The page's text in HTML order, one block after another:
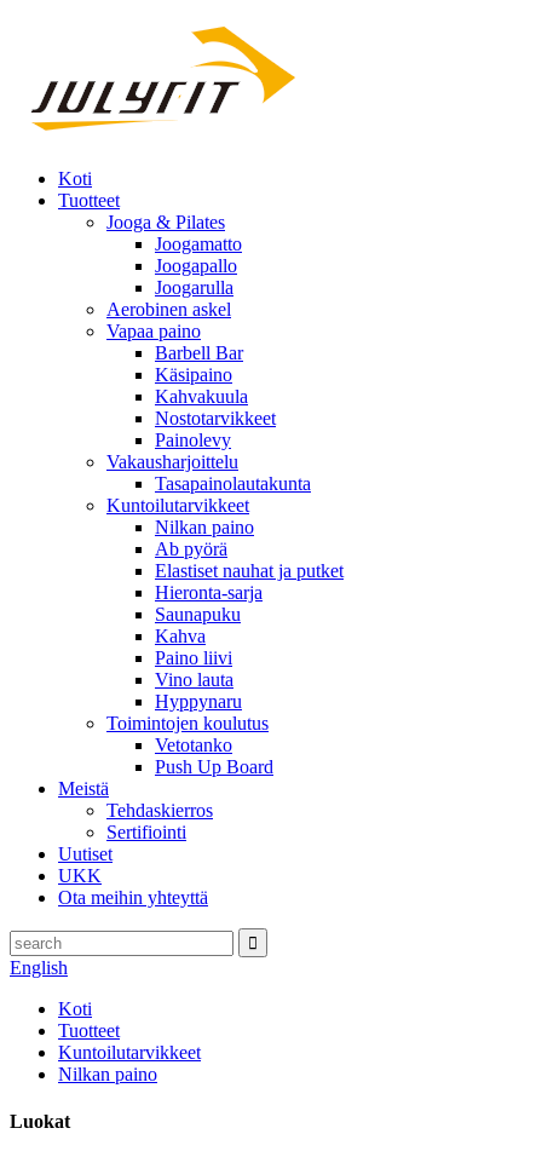
Koti
Tuotteet
Jooga & Pilates
Joogamatto
Joogapallo
Joogarulla
Aerobinen askel
Vapaa paino
Barbell Bar
Käsipaino
Kahvakuula
Nostotarvikkeet
Painolevy
Vakausharjoittelu
Tasapainolautakunta
Kuntoilutarvikkeet
Nilkan paino
Ab pyörä
Elastiset nauhat ja putket
Hieronta-sarja
Saunapuku
Kahva
Paino liivi
Vino lauta
Hyppynaru
Toimintojen koulutus
Vetotanko
Push Up Board
Meistä
Tehdaskierros
Sertifiointi
Uutiset
UKK
Ota meihin yhteyttä
English
Koti
Tuotteet
Kuntoilutarvikkeet
Nilkan paino
Luokat